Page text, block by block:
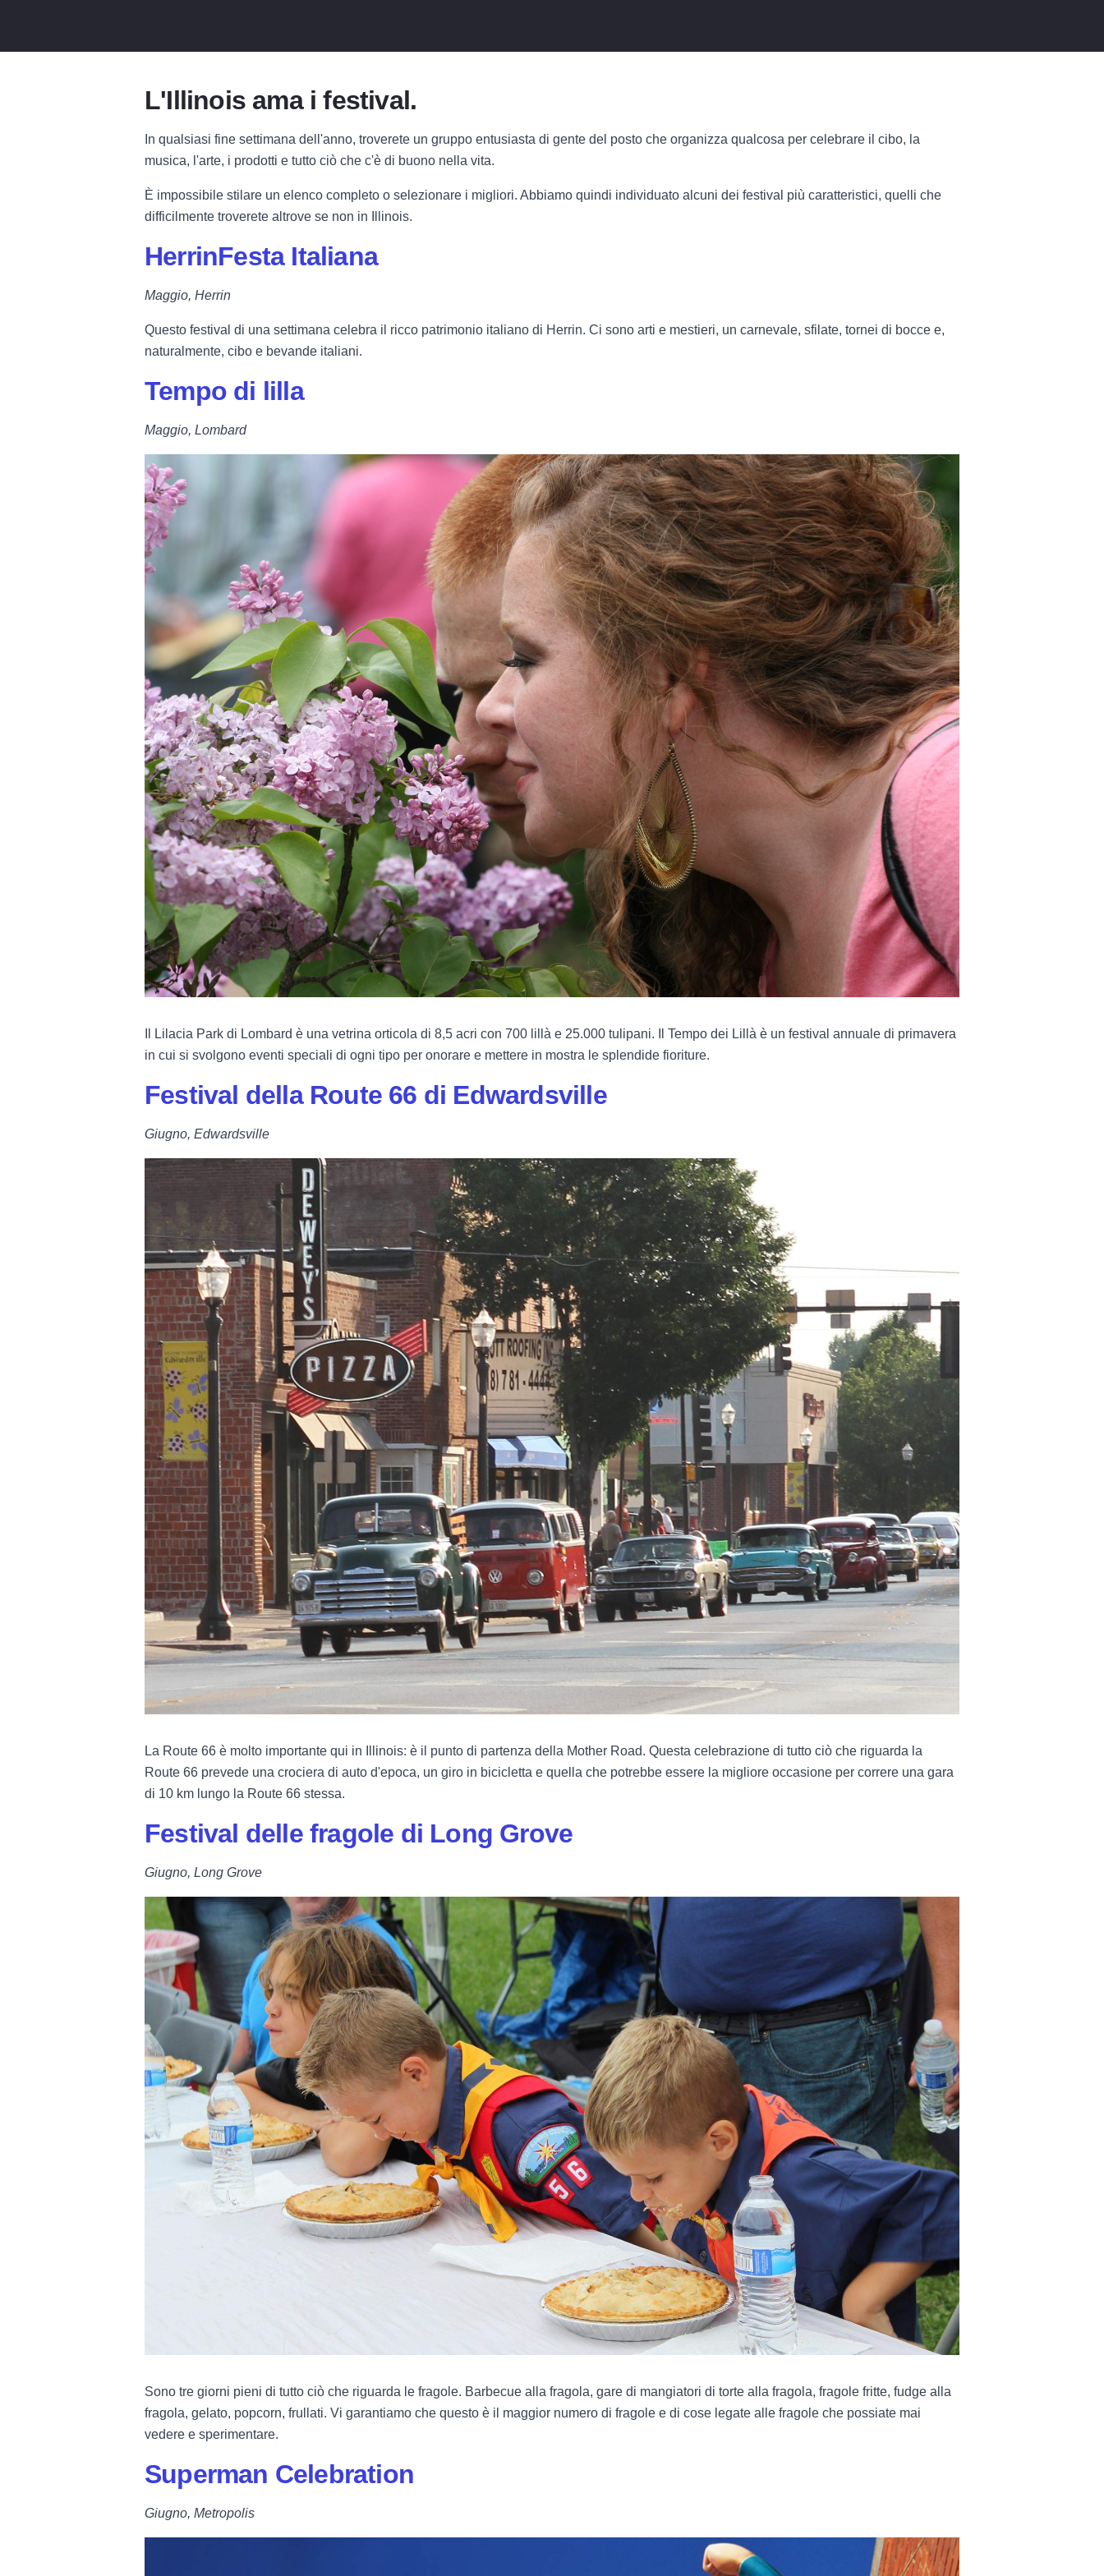
L'Illinois ama i festival.
In qualsiasi fine settimana dell'anno, troverete un gruppo entusiasta di gente del posto che organizza qualcosa per celebrare il cibo, la
musica, l'arte, i prodotti e tutto ciò che c'è di buono nella vita.
È impossibile stilare un elenco completo o selezionare i migliori. Abbiamo quindi individuato alcuni dei festival più caratteristici, quelli che
difficilmente troverete altrove se non in Illinois.
HerrinFesta Italiana
Maggio, Herrin
Questo festival di una settimana celebra il ricco patrimonio italiano di Herrin. Ci sono arti e mestieri, un carnevale, sfilate, tornei di bocce e,
naturalmente, cibo e bevande italiani.
Tempo di lilla
Maggio, Lombard
Il Lilacia Park di Lombard è una vetrina orticola di 8,5 acri con 700 lillà e 25.000 tulipani. Il Tempo dei Lillà è un festival annuale di primavera
in cui si svolgono eventi speciali di ogni tipo per onorare e mettere in mostra le splendide fioriture.
Festival della Route 66 di Edwardsville
Giugno, Edwardsville
La Route 66 è molto importante qui in Illinois: è il punto di partenza della Mother Road. Questa celebrazione di tutto ciò che riguarda la
Route 66 prevede una crociera di auto d'epoca, un giro in bicicletta e quella che potrebbe essere la migliore occasione per correre una gara
di 10 km lungo la Route 66 stessa.
Festival delle fragole di Long Grove
Giugno, Long Grove
Sono tre giorni pieni di tutto ciò che riguarda le fragole. Barbecue alla fragola, gare di mangiatori di torte alla fragola, fragole fritte, fudge alla
fragola, gelato, popcorn, frullati. Vi garantiamo che questo è il maggior numero di fragole e di cose legate alle fragole che possiate mai
vedere e sperimentare.
Superman Celebration
Giugno, Metropolis